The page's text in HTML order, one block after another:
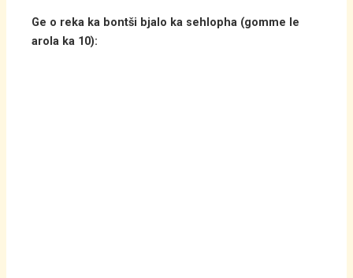
Ge o reka ka bontši bjalo ka sehlopha (gomme le
arola ka 10):